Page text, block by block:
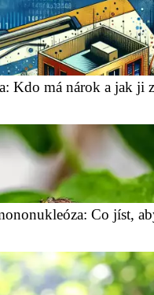
Kdo má nárok a jak ji
Co jíst,